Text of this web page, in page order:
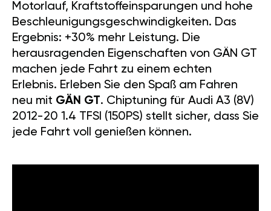
Motorlauf, Kraftstoffeinsparungen und hohe
Beschleunigungsgeschwindigkeiten. Das
Ergebnis: +30% mehr Leistung. Die
herausragenden Eigenschaften von GÄN GT
machen jede Fahrt zu einem echten
Erlebnis. Erleben Sie den Spaß am Fahren
neu mit GÄN GT. Chiptuning für Audi A3 (8V)
2012-20 1.4 TFSI (150PS) stellt sicher, dass Sie
jede Fahrt voll genießen können.